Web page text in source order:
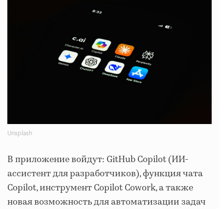
Unsplash
В приложение войдут: GitHub Copilot (ИИ-
ассистент для разработчиков), функция чата
Copilot, инструмент Copilot Cowork, а также
новая возможность для автоматизации задач